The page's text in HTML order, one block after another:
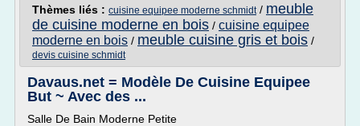
Thèmes liés : cuisine equipee moderne schmidt/ meuble
de cuisine moderne en bois / cuisine equipee
moderne en bois / meuble cuisine gris et bois /
devis cuisine schmidt
Davaus.net = Modèle De Cuisine Equipee
But ~ Avec des ...
Salle De Bain Moderne Petite